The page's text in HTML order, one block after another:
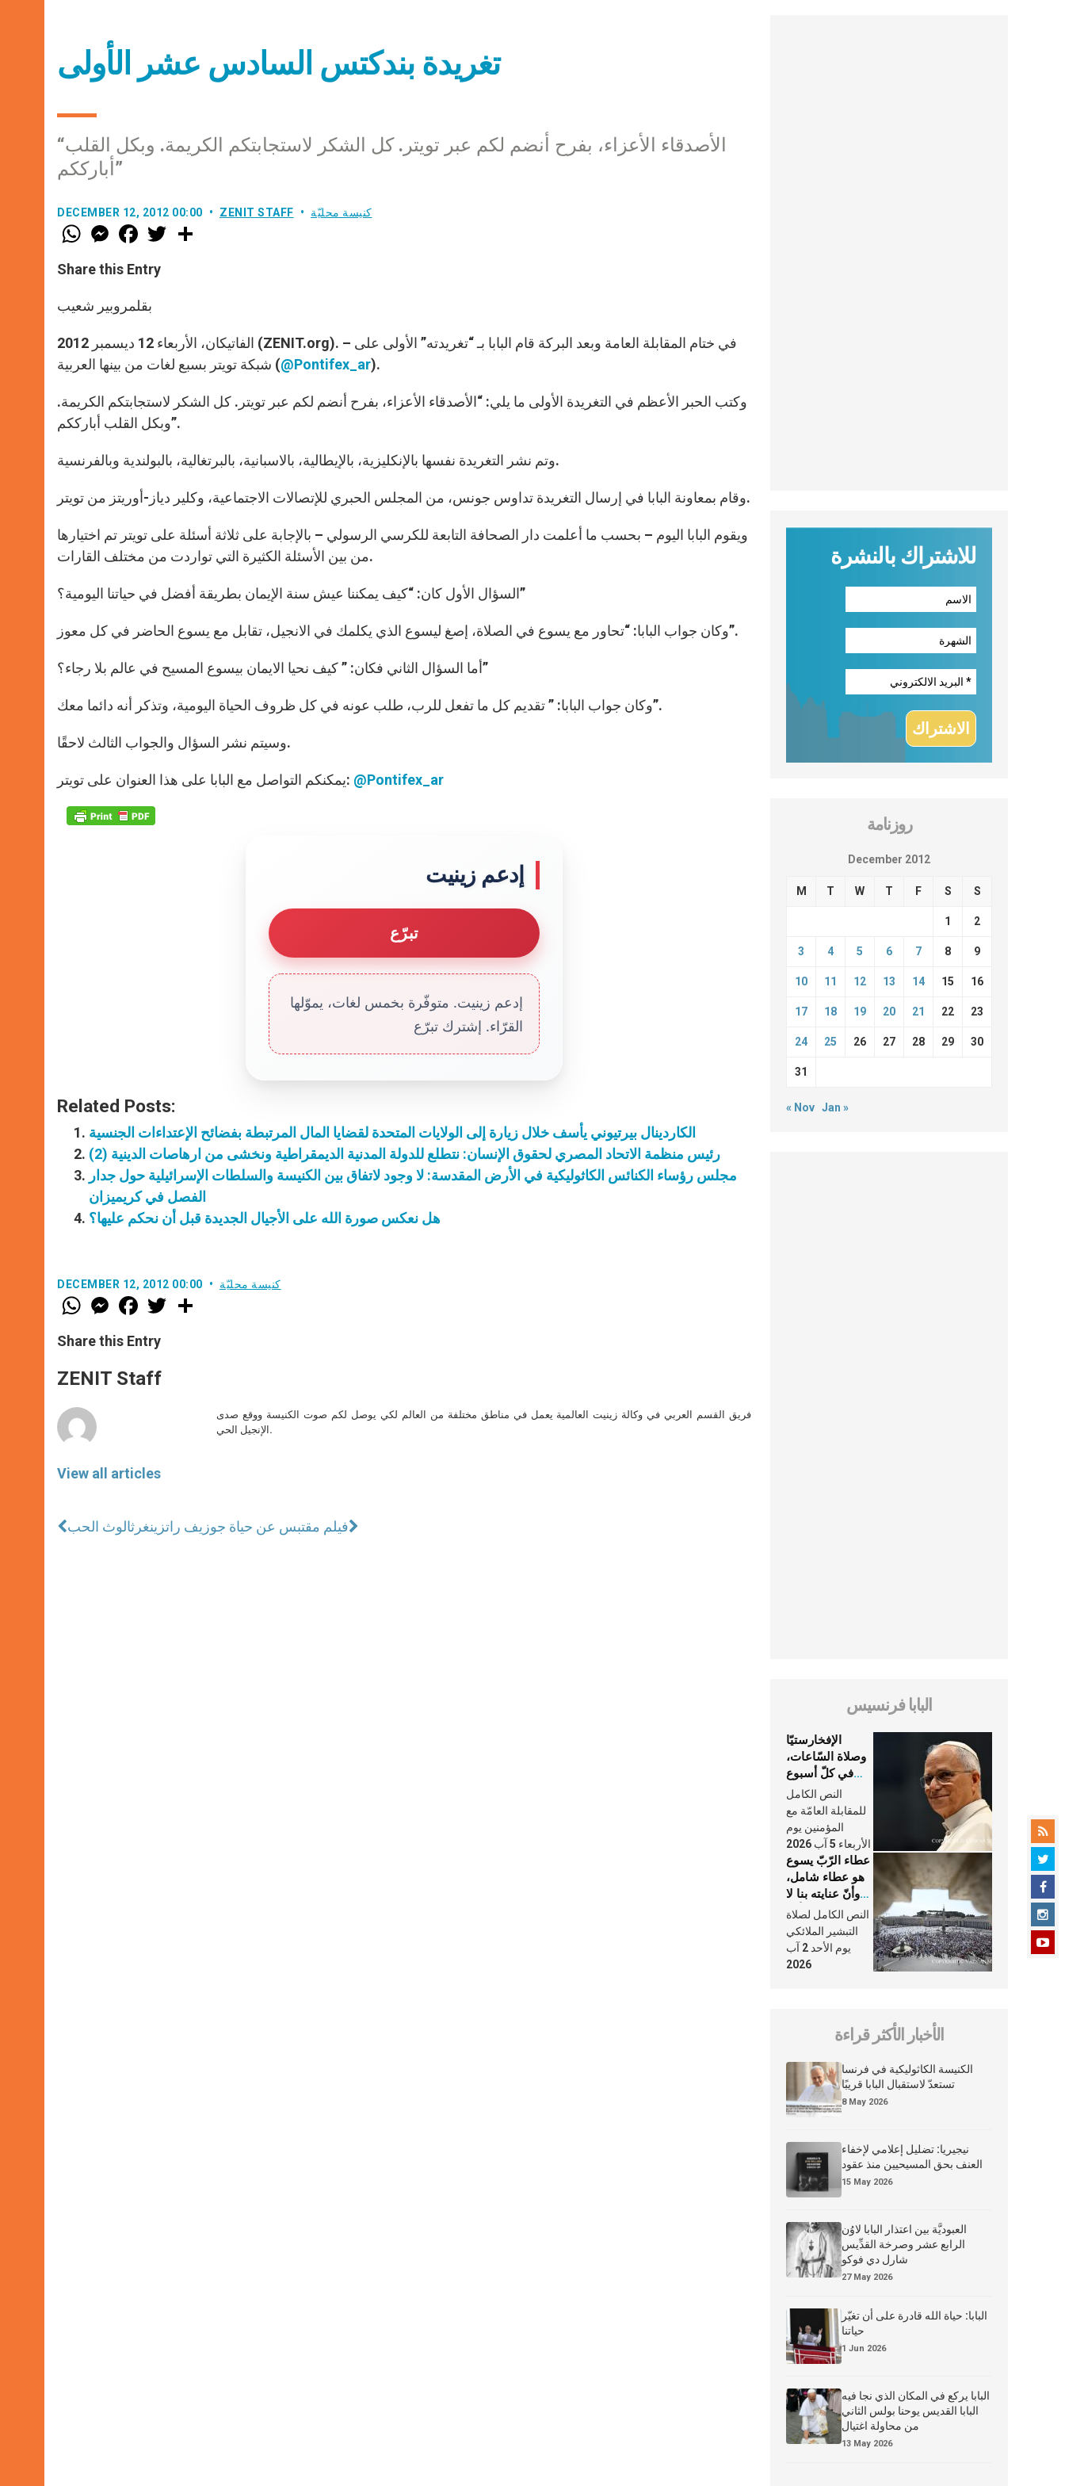
تغريدة بندكتس السادس عشر الأولى
“الأصدقاء الأعزاء، بفرح أنضم لكم عبر تويتر. كل الشكر لاستجابتكم الكريمة. وبكل القلب
أبارككم”
DECEMBER 12, 2012 00:00 ZENIT STAFF كنيسة محليّة
W
h
t
s
p
p
M
e
s
e
g
e
F
a
e
b
o
k
w
Share this Entry
بقلمروبير شعيب
الفاتيكان، الأربعاء 12 ديسمبر 2012 (ZENIT.org). – في ختام المقابلة العامة وبعد البركة قام البابا بـ “تغريدته” الأولى على
شبكة تويتر بسبع لغات من بينها العربية (@Pontifex_ar).
وكتب الحبر الأعظم في التغريدة الأولى ما يلي: “الأصدقاء الأعزاء، بفرح أنضم لكم عبر تويتر. كل الشكر لاستجابتكم الكريمة.
وبكل القلب أبارككم”.
وتم نشر التغريدة نفسها بالإنكليزية، بالإيطالية، بالاسبانية، بالبرتغالية، بالبولندية وبالفرنسية.
وقام بمعاونة البابا في إرسال التغريدة تداوس جونس، من المجلس الحبري للإتصالات الاجتماعية، وكلير دياز-أوريتز من تويتر.
ويقوم البابا اليوم – بحسب ما أعلمت دار الصحافة التابعة للكرسي الرسولي – بالإجابة على ثلاثة أسئلة على تويتر تم اختيارها
من بين الأسئلة الكثيرة التي تواردت من مختلف القارات.
السؤال الأول كان: “كيف يمكننا عيش سنة الإيمان بطريقة أفضل في حياتنا اليومية؟”
وكان جواب البابا: “تحاور مع يسوع في الصلاة، إصغ ليسوع الذي يكلمك في الانجيل، تقابل مع يسوع الحاضر في كل معوز”.
أما السؤال الثاني فكان: ” كيف نحيا الايمان بيسوع المسيح في عالم بلا رجاء؟”
وكان جواب البابا: ” تقديم كل ما تفعل للرب، طلب عونه في كل ظروف الحياة اليومية، وتذكر أنه دائما معك”.
وسيتم نشر السؤال والجواب الثالث لاحقًا.
يمكنكم التواصل مع البابا على هذا العنوان على تويتر: @Pontifex_ar
إدعم زينيت
تبرّع
إدعم زينيت. متوفّرة بخمس لغات، يموّلها
القرّاء. إشترك تبرّع
Related Posts:
الكاردينال بيرتيوني يأسف خلال زيارة إلى الولايات المتحدة لقضايا المال المرتبطة بفضائح الإعتداءات الجنسية
رئيس منظمة الاتحاد المصري لحقوق الإنسان: نتطلع للدولة المدنية الديمقراطية ونخشى من ارهاصات الدينية (2)
مجلس رؤساء الكنائس الكاثوليكية في الأرض المقدسة: لا وجود لاتفاق بين الكنيسة والسلطات الإسرائيلية حول جدار
الفصل في كريميزان
هل نعكس صورة الله على الأجيال الجديدة قبل أن نحكم عليها؟
DECEMBER 12, 2012 00:00 كنيسة محليّة
W
h
t
s
p
p
M
e
s
e
g
e
F
a
e
b
o
k
w
Share this Entry
ZENIT Staff
View all articles
فريق القسم العربي في وكالة زينيت العالمية يعمل في مناطق مختلفة من العالم لكي يوصل لكم صوت الكنيسة ووقع صدى
الإنجيل الحي.
ثالوث الحب فيلم مقتبس عن حياة جوزيف راتزينغر
للاشتراك بالنشرة
روزنامة
December 2012
M T W T F S S
1 2
3 4 5 6 7 8 9
10 11 12 13 14 15 16
17 18 19 20 21 22 23
24 25 26 27 28 29 30
31
« Nov Jan »
البابا فرنسيس
الإفخارستيّا
وصلاة السّاعات،
في كلّ أسبوع
وكلّ يوم، هما
النَّفَس في حياة
الكنيسة
النص الكامل
للمقابلة العامّة مع
المؤمنين يوم
الأربعاء 5 آب 2026
عطاء الرّبّ يسوع
هو عطاء شامل،
وأنّ عنايته بنا لا
تغيب عنّا أبدًا
النص الكامل لصلاة
التبشير الملائكي
يوم الأحد 2 آب
2026
الأخبار الأكثر قراءة
الكنيسة الكاثوليكية في فرنسا
تستعدّ لاستقبال البابا قريبًا
8 May 2026
نيجيريا: تضليل إعلامي لإخفاء
العنف بحق المسيحيين منذ عقود
15 May 2026
العبوديَّة بين اعتذار البابا لاوُن
الرابع عشر وصرخة القدِّيس
شارل دي فوكو
27 May 2026
البابا: حياة الله قادرة على أن تغيّر
حياتنا
1 Jun 2026
البابا يركع في المكان الذي نجا فيه
البابا القديس يوحنا بولس الثاني
من محاولة اغتيال
13 May 2026